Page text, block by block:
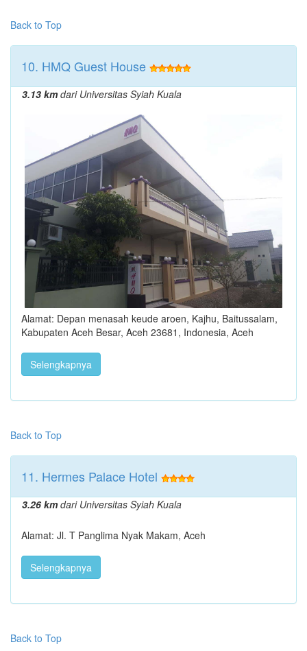
Back to Top
10. HMQ Guest House
3.13 kmdari Universitas Syiah Kuala
Alamat: Depan menasah keude aroen, Kajhu, Baitussalam,
Kabupaten Aceh Besar, Aceh 23681, Indonesia, Aceh
Selengkapnya
Back to Top
11. Hermes Palace Hotel
3.26 kmdari Universitas Syiah Kuala
Alamat: Jl. T Panglima Nyak Makam, Aceh
Selengkapnya
Back to Top